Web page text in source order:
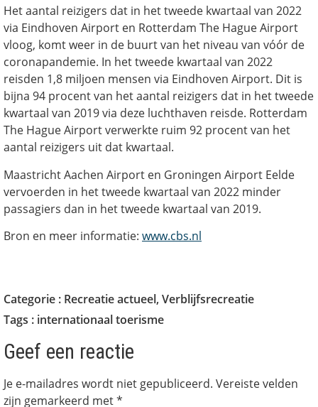
Het aantal reizigers dat in het tweede kwartaal van 2022
via Eindhoven Airport en Rotterdam The Hague Airport
vloog, komt weer in de buurt van het niveau van vóór de
coronapandemie. In het tweede kwartaal van 2022
reisden 1,8 miljoen mensen via Eindhoven Airport. Dit is
bijna 94 procent van het aantal reizigers dat in het tweede
kwartaal van 2019 via deze luchthaven reisde. Rotterdam
The Hague Airport verwerkte ruim 92 procent van het
aantal reizigers uit dat kwartaal.
Maastricht Aachen Airport en Groningen Airport Eelde
vervoerden in het tweede kwartaal van 2022 minder
passagiers dan in het tweede kwartaal van 2019.
Bron en meer informatie: www.cbs.nl
Categorie : Recreatie actueel, Verblijfsrecreatie
Tags : internationaal toerisme
Geef een reactie
Je e-mailadres wordt niet gepubliceerd. Vereiste velden
zijn gemarkeerd met*